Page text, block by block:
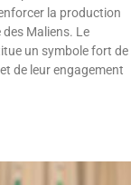
la production
des Maliens. Le
un symbole fort de
de leur engagement